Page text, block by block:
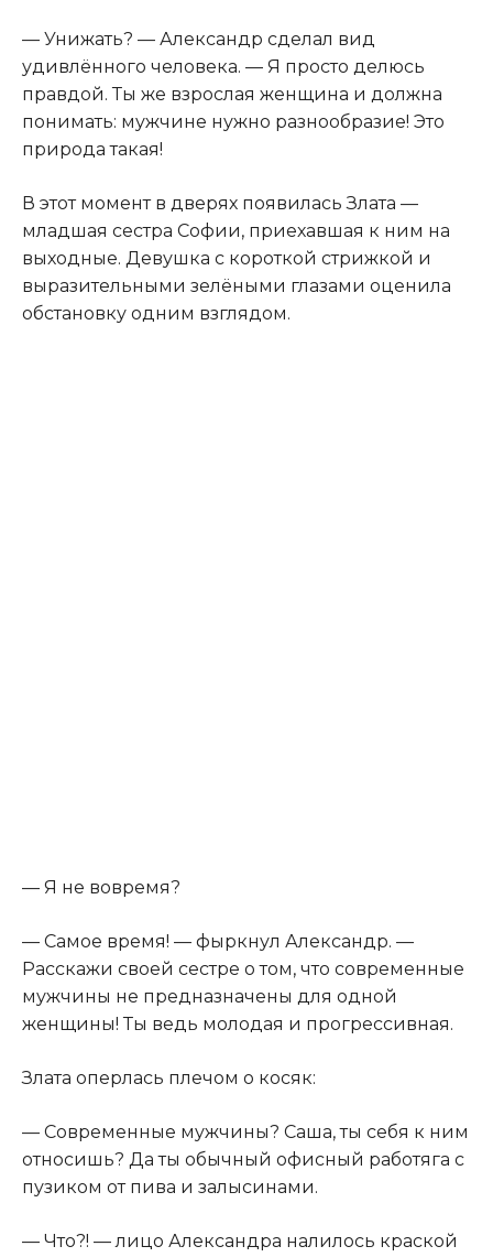
— Унижать? — Александр сделал вид
удивлённого человека. — Я просто делюсь
правдой. Ты же взрослая женщина и должна
понимать: мужчине нужно разнообразие! Это
природа такая!
В этот момент в дверях появилась Злата —
младшая сестра Софии, приехавшая к ним на
выходные. Девушка с короткой стрижкой и
выразительными зелёными глазами оценила
обстановку одним взглядом.
— Я не вовремя?
— Самое время! — фыркнул Александр. —
Расскажи своей сестре о том, что современные
мужчины не предназначены для одной
женщины! Ты ведь молодая и прогрессивная.
Злата оперлась плечом о косяк:
— Современные мужчины? Саша, ты себя к ним
относишь? Да ты обычный офисный работяга с
пузиком от пива и залысинами.
— Что?! — лицо Александра налилось краской